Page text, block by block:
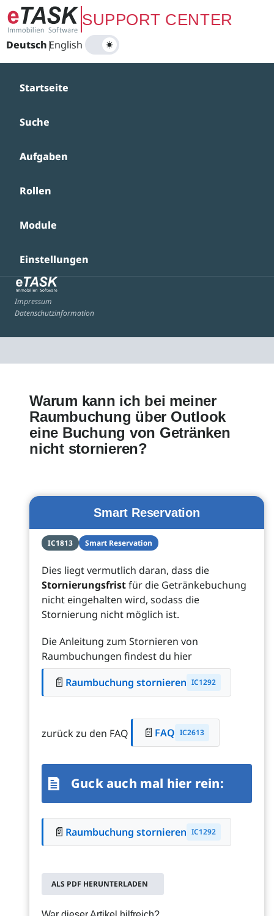
Zum Hauptinhalt springenSUPPORT CENTER
Deutsch|
English
Startseite
Suche
Aufgaben
Rollen
Module
Einstellungen
Impressum
Datenschutzinformation
Warum kann ich bei meiner
Raumbuchung über Outlook
eine Buchung von Getränken
nicht stornieren?
Smart Reservation
IC1813 Smart Reservation
Dies liegt vermutlich daran, dass die
Stornierungsfristfür die Getränkebuchung
nicht eingehalten wird, sodass die
Stornierung nicht möglich ist.
Die Anleitung zum Stornieren von
Raumbuchungen findest du hier
📄 Raumbuchung stornieren IC1292
zurück zu den FAQ 📄 FAQ IC2613
Guck auch mal hier rein:
📄 Raumbuchung stornieren IC1292
ALS PDF HERUNTERLADEN